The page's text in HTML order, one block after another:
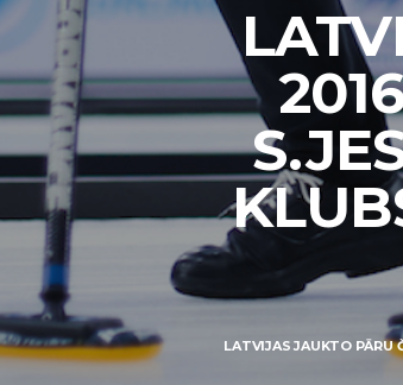
LATVIJAS JAUKTO PĀRU